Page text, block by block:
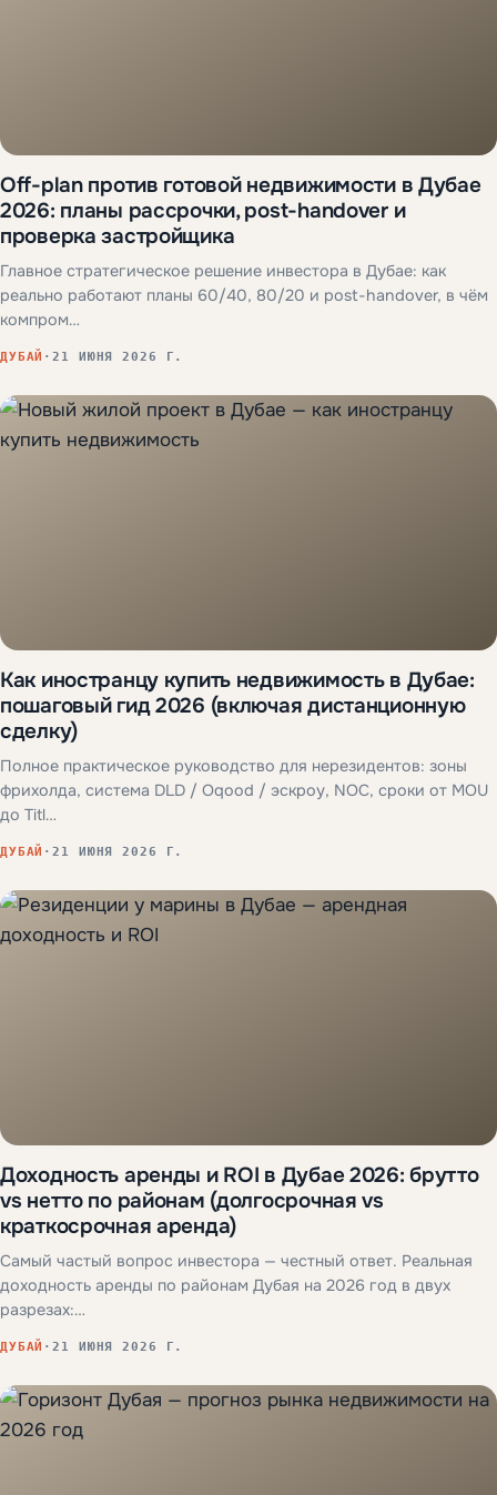
Off-plan против готовой недвижимости в Дубае
2026: планы рассрочки, post-handover и
проверка застройщика
Главное стратегическое решение инвестора в Дубае: как
реально работают планы 60/40, 80/20 и post-handover, в чём
компром…
ДУБАЙ ·21 ИЮНЯ 2026 Г.
Как иностранцу купить недвижимость в Дубае:
пошаговый гид 2026 (включая дистанционную
сделку)
Полное практическое руководство для нерезидентов: зоны
фрихолда, система DLD / Oqood / эскроу, NOC, сроки от MOU
до Titl…
ДУБАЙ ·21 ИЮНЯ 2026 Г.
Доходность аренды и ROI в Дубае 2026: брутто
vs нетто по районам (долгосрочная vs
краткосрочная аренда)
Самый частый вопрос инвестора — честный ответ. Реальная
доходность аренды по районам Дубая на 2026 год в двух
разрезах:…
ДУБАЙ ·21 ИЮНЯ 2026 Г.